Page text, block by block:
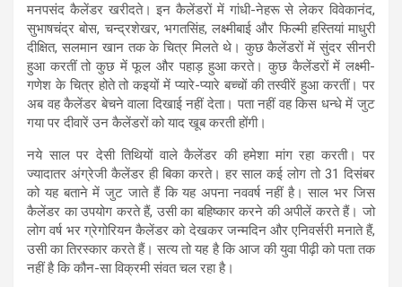
मनपसंद कैलेंडर खरीदते। इन कैलेंडरों में गांधी-नेहरू से लेकर विवेकानंद,
सुभाषचंद्र बोस, चन्द्रशेखर, भगतसिंह, लक्ष्मीबाई और फिल्मी हस्तियां माधुरी
दीक्षित, सलमान खान तक के चित्र मिलते थे। कुछ कैलेंडरों में सुंदर सीनरी
हुआ करतीं तो कुछ में फूल और पहाड़ हुआ करते। कुछ कैलेंडरों में लक्ष्मी-
गणेश के चित्र होते तो कइयों में प्यारे-प्यारे बच्चों की तस्वीरें हुआ करतीं। पर
अब वह कैलेंडर बेचने वाला दिखाई नहीं देता। पता नहीं वह किस धन्धे में जुट
गया पर दीवारें उन कैलेंडरों को याद खूब करती होंगी।
नये साल पर देसी तिथियों वाले कैलेंडर की हमेशा मांग रहा करती। पर
ज्यादातर अंग्रेजी कैलेंडर ही बिका करते। हर साल कई लोग तो 31 दिसंबर
को यह बताने में जुट जाते हैं कि यह अपना नववर्ष नहीं है। साल भर जिस
कैलेंडर का उपयोग करते हैं, उसी का बहिष्कार करने की अपीलें करते हैं। जो
लोग वर्ष भर ग्रेगोरियन कैलेंडर को देखकर जन्मदिन और एनिवर्सरी मनाते हैं,
उसी का तिरस्कार करते हैं। सत्य तो यह है कि आज की युवा पीढ़ी को पता तक
नहीं है कि कौन-सा विक्रमी संवत चल रहा है।